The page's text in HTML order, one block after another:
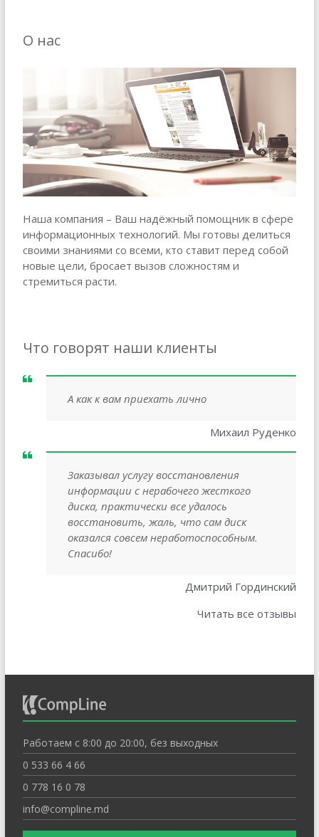
О нас
Наша компания – Ваш надёжный помощник в сфере
информационных технологий. Мы готовы делиться
своими знаниями со всеми, кто ставит перед собой
новые цели, бросает вызов сложностям и
стремиться расти.
Что говорят наши клиенты
А как к вам приехать лично
Михаил Руденко
Заказывал услугу восстановления
информации с нерабочего жесткого
диска, практически все удалось
восстановить, жаль, что сам диск
оказался совсем неработоспособным.
Спасибо!
Дмитрий Гординский
Читать все отзывы
Работаем с 8:00 до 20:00, без выходных
0 533 66 4 66
0 778 16 0 78
info@compline.md